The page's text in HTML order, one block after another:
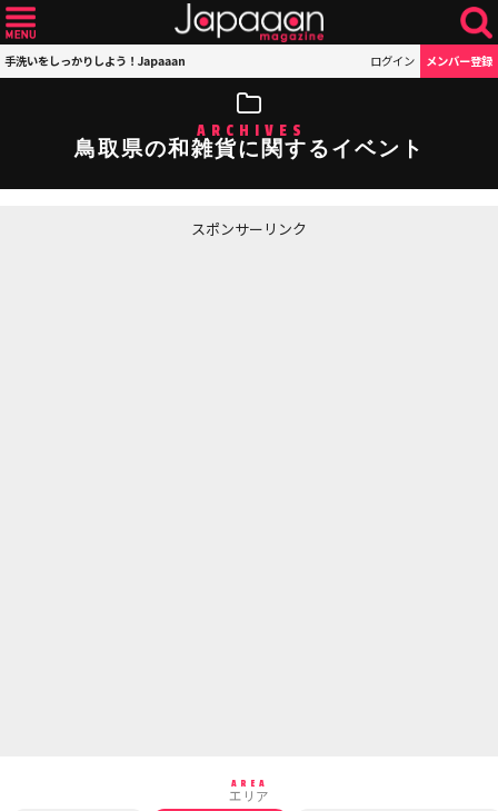
手洗いをしっかりしよう！Japaaan ログイン メンバー登録
ARCHIVES
鳥取県の和雑貨に関するイベント
スポンサーリンク
AREA
エリア